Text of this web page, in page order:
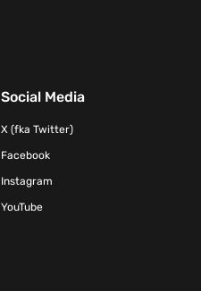
Social Media
X (fka Twitter)
Facebook
Instagram
YouTube